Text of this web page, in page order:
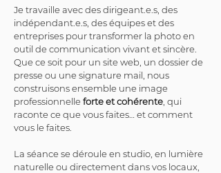
Je travaille avec des dirigeant.e.s, des
indépendant.e.s, des équipes et des
entreprises pour transformer la photo en
outil de communication vivant et sincère.
Que ce soit pour un site web, un dossier de
presse ou une signature mail, nous
construisons ensemble une image
professionnelle forte et cohérente , qui
raconte ce que vous faites… et comment
vous le faites.
La séance se déroule en studio, en lumière
naturelle ou directement dans vos locaux,